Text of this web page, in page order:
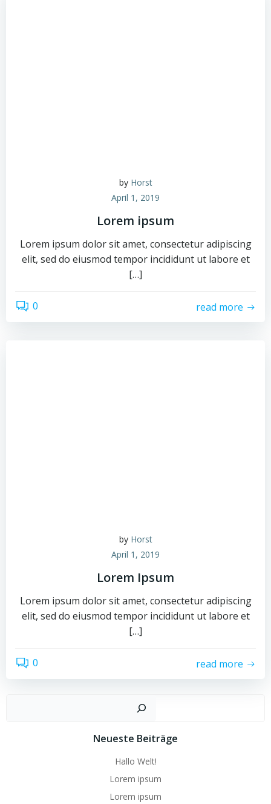
by Horst
April 1, 2019
Lorem ipsum
Lorem ipsum dolor sit amet, consectetur adipiscing
elit, sed do eiusmod tempor incididunt ut labore et
[…]
0 read more
by Horst
April 1, 2019
Lorem Ipsum
Lorem ipsum dolor sit amet, consectetur adipiscing
elit, sed do eiusmod tempor incididunt ut labore et
[…]
0 read more
Neueste Beiträge
Hallo Welt!
Lorem ipsum
Lorem ipsum